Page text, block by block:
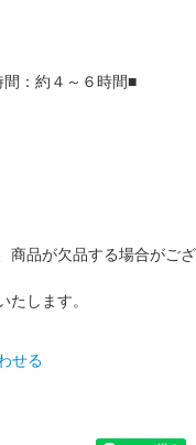
：約４～６時間■
商品が欠品する場合がござ
します。
せる